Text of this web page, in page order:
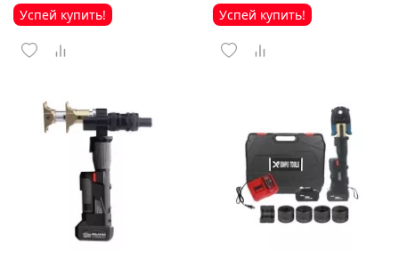
Успей купить! Успей купить!